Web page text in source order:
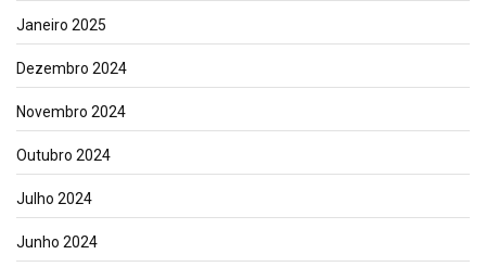
Janeiro 2025
Dezembro 2024
Novembro 2024
Outubro 2024
Julho 2024
Junho 2024